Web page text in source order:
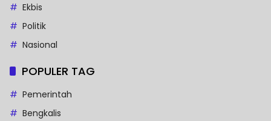
Ekbis
Politik
Nasional
POPULER TAG
Pemerintah
Bengkalis